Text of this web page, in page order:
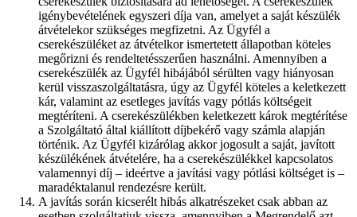
igénybevételének egyszeri díja van, amelyet a saját készülék
átvételekor szükséges megfizetni. Az Ügyfél a
cserekészüléket az átvételkor ismertetett állapotban köteles
megőrizni és rendeltetésszerűen használni. Amennyiben a
cserekészülék az Ügyfél hibájából sérülten vagy hiányosan
kerül visszaszolgáltatásra, úgy az Ügyfél köteles a keletkezett
kár, valamint az esetleges javítás vagy pótlás költségeit
megtéríteni. A cserekészülékben keletkezett károk megtérítése
a Szolgáltató által kiállított díjbekérő vagy számla alapján
történik. Az Ügyfél kizárólag akkor jogosult a saját, javított
készülékének átvételére, ha a cserekészülékkel kapcsolatos
valamennyi díj – ideértve a javítási vagy pótlási költséget is –
maradéktalanul rendezésre került.
A javítás során kicserélt hibás alkatrészeket csak abban az